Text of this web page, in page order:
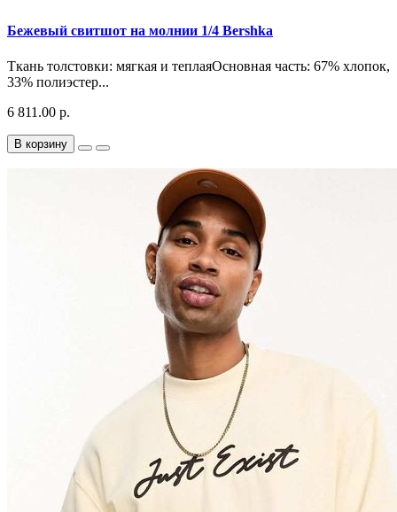
Бежевый свитшот на молнии 1/4 Bershka
Ткань толстовки: мягкая и теплаяОсновная часть: 67% хлопок,
33% полиэстер...
6 811.00 р.
В корзину